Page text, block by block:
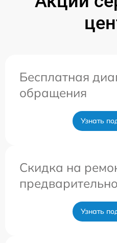
Бесплатная
обращения
Узнать
Скидка на
Узнать